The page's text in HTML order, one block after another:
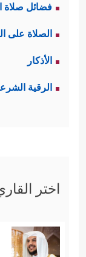
فضائل صلاة
الصلاة على
الأذكار
الرقية
اختر